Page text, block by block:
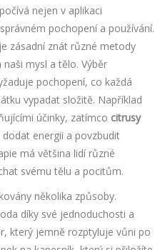
nejen v aplikaci
pochopení a používání.
zásadní znát různé metody
mysl a tělo. Výběr
pochopení, co každá
vypadat složitě. Například
účinky, zatímco citrusy
energii a povzbudit
má většina lidí různé
svému tělu a pocitům.
několika způsoby.
díky své jednoduchosti a
který jemně rozptyluje vůni po